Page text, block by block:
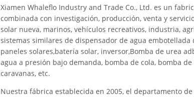
Xiamen Whaleflo Industry and Trade Co., Ltd. es un
combinada con investigación, producción, venta y
solar nueva, marinos, vehículos recreativos, industria,
sistemas similares de dispensador de agua
paneles solares,batería solar, inversor,Bomba de urea
agua a presión bajo demanda, bomba de cola, bomba
caravanas, etc.
Nuestra fábrica establecida en 2005, el departamento